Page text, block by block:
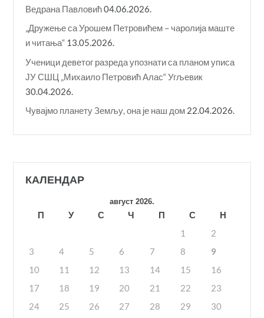
Ведрана Павловић04.06.2026.
„Дружење са Урошем Петровићем – чаролија маште
и читања“ 13.05.2026.
Ученици деветог разреда упознати са планом уписа
ЈУ СШЦ „Михаило Петровић Алас“ Угљевик
30.04.2026.
Чувајмо планету Земљу, она је наш дом 22.04.2026.
КАЛЕНДАР
август 2026.
П У С Ч П С
Н
1
2
3
4 5 6 7 8
9
10
11 12 13 14 15
16
17
18 19 20 21 22
23
24
25 26 27 28 29
30